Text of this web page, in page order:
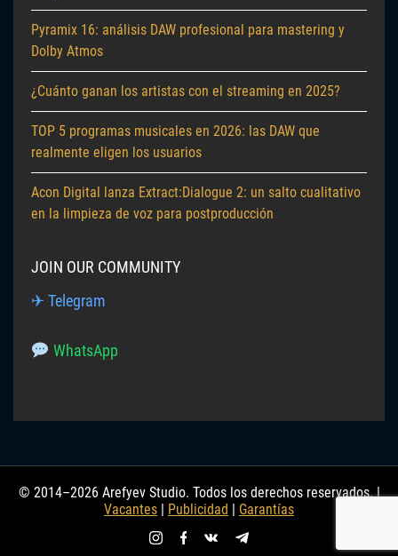
Pyramix 16: análisis DAW profesional para mastering y
Dolby Atmos
¿Cuánto ganan los artistas con el streaming en 2025?
TOP 5 programas musicales en 2026: las DAW que
realmente eligen los usuarios
Acon Digital lanza Extract:Dialogue 2: un salto cualitativo
en la limpieza de voz para postproducción
JOIN OUR COMMUNITY
✈ Telegram
WhatsApp
© 2014–2026 Arefyev Studio. Todos los derechos reservados. |
Vacantes
Publicidad Garantías